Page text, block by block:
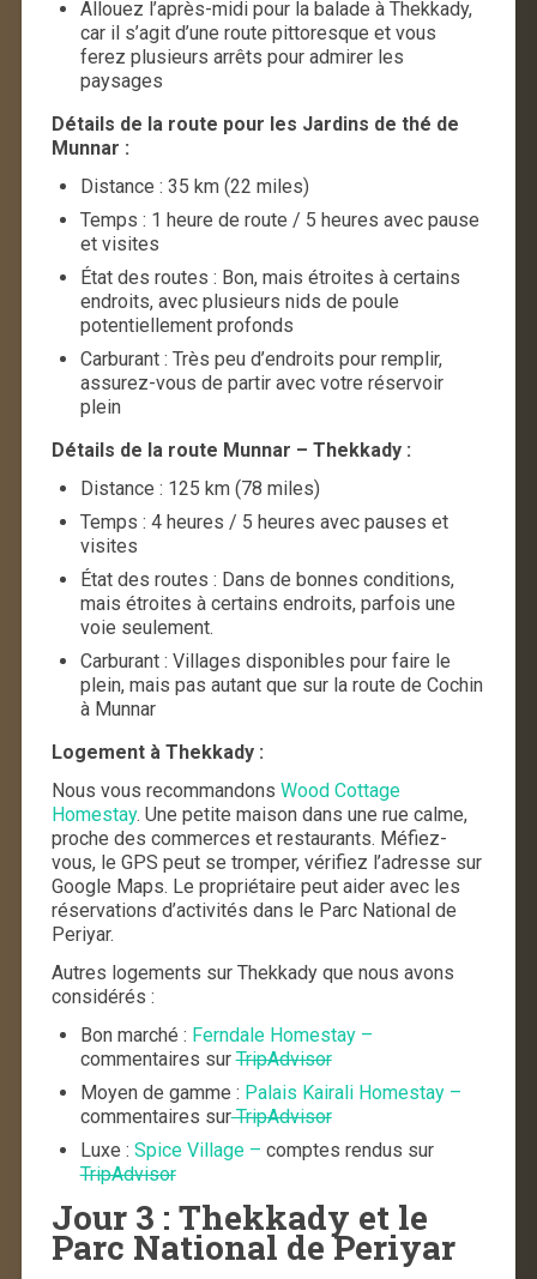
Allouez l’après-midi pour la balade à Thekkady,
car il s’agit d’une route pittoresque et vous
ferez plusieurs arrêts pour admirer les
paysages
Détails de la route pour les Jardins de thé de
Munnar :
Distance : 35 km (22 miles)
Temps : 1 heure de route / 5 heures avec pause
et visites
État des routes : Bon, mais étroites à certains
endroits, avec plusieurs nids de poule
potentiellement profonds
Carburant : Très peu d’endroits pour remplir,
assurez-vous de partir avec votre réservoir
plein
Détails de la route Munnar – Thekkady :
Distance : 125 km (78 miles)
Temps : 4 heures / 5 heures avec pauses et
visites
État des routes : Dans de bonnes conditions,
mais étroites à certains endroits, parfois une
voie seulement.
Carburant : Villages disponibles pour faire le
plein, mais pas autant que sur la route de Cochin
à Munnar
Logement à Thekkady :
Nous vous recommandons Wood Cottage
Homestay. Une petite maison dans une rue calme,
proche des commerces et restaurants. Méfiez-
vous, le GPS peut se tromper, vérifiez l’adresse sur
Google Maps. Le propriétaire peut aider avec les
réservations d’activités dans le Parc National de
Periyar.
Autres logements sur Thekkady que nous avons
considérés :
Bon marché : Ferndale Homestay –
commentaires surTripAdvisor
Moyen de gamme : Palais Kairali Homestay –
commentaires surTripAdvisor
Luxe : Spice Village – comptes rendus sur
TripAdvisor
Jour 3 : Thekkady et le
Parc National de Periyar